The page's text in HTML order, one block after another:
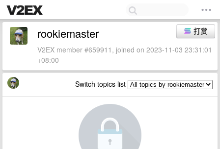
打赏
rookiemaster
V2EX member #659911, joined on 2023-11-03 23:31:01
+08:00
Switch topics list